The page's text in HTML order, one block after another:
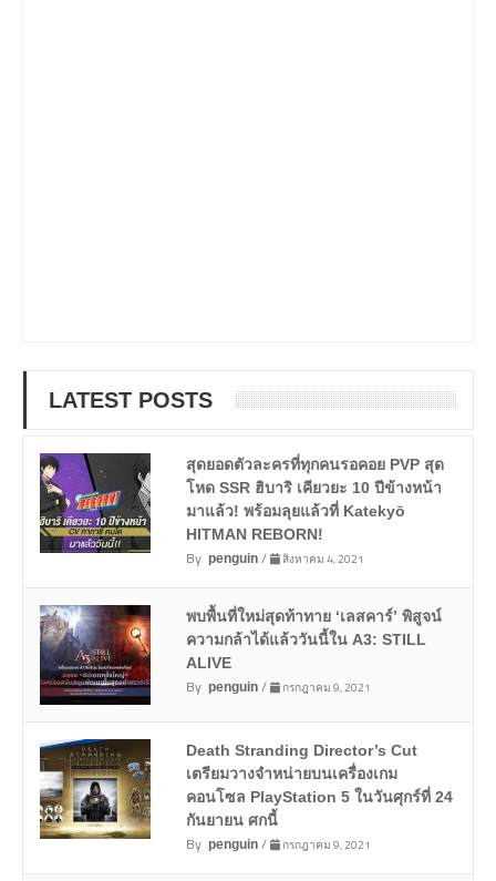
LATEST POSTS
สุดยอดตัวละครที่ทุกคนรอคอย PVP สุด
โหด SSR ฮิบาริ เคียวยะ 10 ปีข้างหน้า
มาแล้ว! พร้อมลุยแล้วที่ Katekyō
HITMAN REBORN!
By penguin/ สิงหาคม 4, 2021
พบพื้นที่ใหม่สุดท้าทาย ‘เลสคาร์’ พิสูจน์
ความกล้าได้แล้ววันนี้ใน A3: STILL
ALIVE
By penguin/ กรกฎาคม 9, 2021
Death Stranding Director’s Cut
เตรียมวางจำหน่ายบนเครื่องเกม
คอนโซล PlayStation 5 ในวันศุกร์ที่ 24
กันยายน ศกนี้
By penguin/ กรกฎาคม 9, 2021